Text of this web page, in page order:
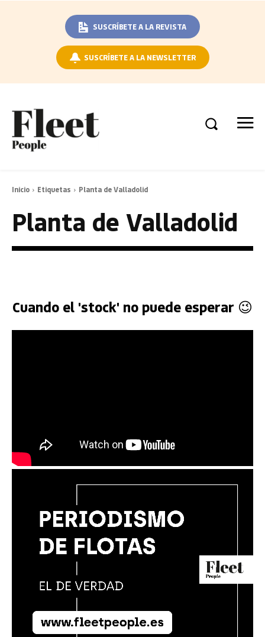
SUSCRÍBETE A LA REVISTA
SUSCRÍBETE A LA NEWSLETTER
Inicio Etiquetas Planta de Valladolid
Planta de Valladolid
Cuando el 'stock' no puede esperar 😉